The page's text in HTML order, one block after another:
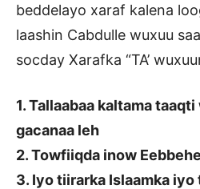
beddelayo xaraf kalena
laashin Cabdulle wuxuu
socday Xarafka “TA’
1. Tallaabaa kaltama
gacanaa leh
2. Towfiiqda inow
3. Iyo tiirarka Islaamka